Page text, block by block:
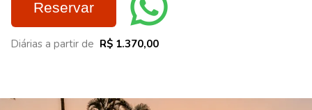
Reservar
Diárias a partir de R$ 1.370,00